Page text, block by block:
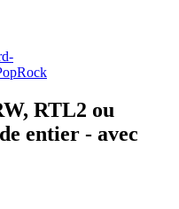
Rock
RTL2 ou
entier - avec